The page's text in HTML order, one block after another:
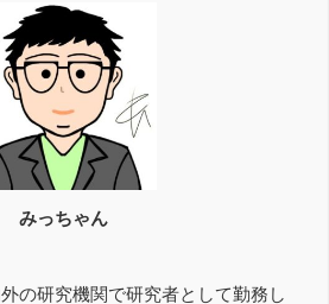
みっちゃん
の研究機関で研究者として勤務し